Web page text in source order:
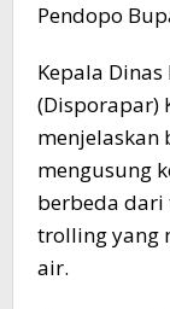
Pendopo
Kepala
(Disporapar)
menjelaskan
mengusung
berbeda dari
trolling yang
air.